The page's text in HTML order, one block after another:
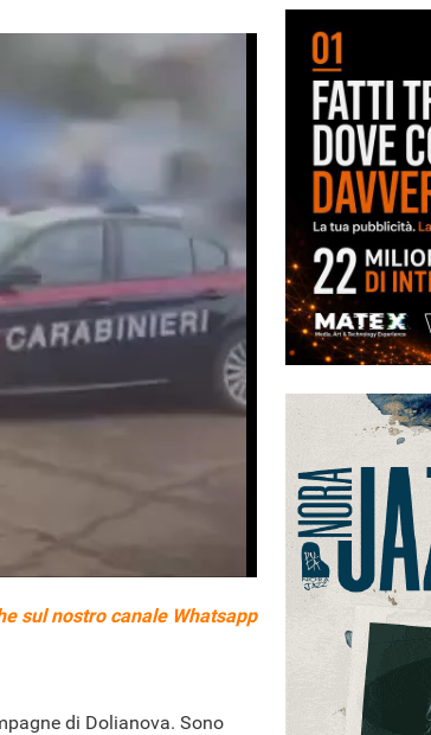
sul nostro canale Whatsapp
di Dolianova. Sono